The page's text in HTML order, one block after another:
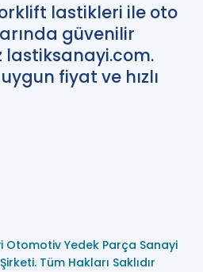
lastikleri ile oto
güvenilir
lastiksanayi.com.
fiyat ve hızlı
Otomotiv Yedek Parça Sanayi
Tüm Hakları Saklıdır